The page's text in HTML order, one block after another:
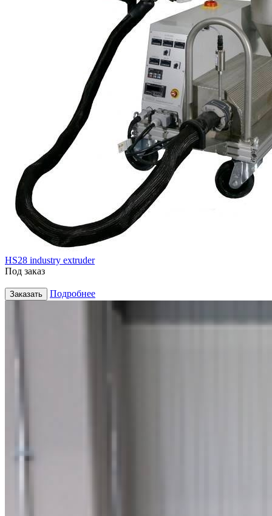
HS28 industry extruder
Под заказ
Заказать Подробнее